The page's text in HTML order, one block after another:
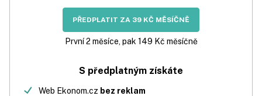
PŘEDPLATIT ZA 39 KČ MĚSÍČNĚ
První 2 měsíce, pak 149 Kč měsíčně
S předplatným získáte
Web Ekonom.cz bez reklam